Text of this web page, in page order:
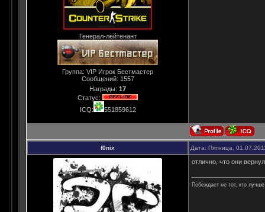
Генерал-лейтенант
Группа: VIP Игрок Бестмастер
Сообщений: 1557
Награды: 17
Статус:
ICQ:
551859612
f0nix Дата: Пятница,
отлично, что они
Побеждает не тот, кто